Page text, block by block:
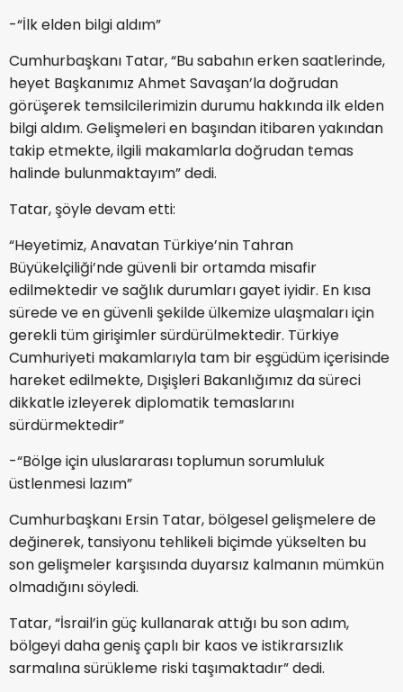
-“İlk elden bilgi aldım”
Cumhurbaşkanı Tatar, “Bu sabahın erken saatlerinde,
heyet Başkanımız Ahmet Savaşan’la doğrudan
görüşerek temsilcilerimizin durumu hakkında ilk elden
bilgi aldım. Gelişmeleri en başından itibaren yakından
takip etmekte, ilgili makamlarla doğrudan temas
halinde bulunmaktayım” dedi.
Tatar, şöyle devam etti:
“Heyetimiz, Anavatan Türkiye’nin Tahran
Büyükelçiliği’nde güvenli bir ortamda misafir
edilmektedir ve sağlık durumları gayet iyidir. En kısa
sürede ve en güvenli şekilde ülkemize ulaşmaları için
gerekli tüm girişimler sürdürülmektedir. Türkiye
Cumhuriyeti makamlarıyla tam bir eşgüdüm içerisinde
hareket edilmekte, Dışişleri Bakanlığımız da süreci
dikkatle izleyerek diplomatik temaslarını
sürdürmektedir”
-“Bölge için uluslararası toplumun sorumluluk
üstlenmesi lazım”
Cumhurbaşkanı Ersin Tatar, bölgesel gelişmelere de
değinerek, tansiyonu tehlikeli biçimde yükselten bu
son gelişmeler karşısında duyarsız kalmanın mümkün
olmadığını söyledi.
Tatar, “İsrail’in güç kullanarak attığı bu son adım,
bölgeyi daha geniş çaplı bir kaos ve istikrarsızlık
sarmalına sürükleme riski taşımaktadır” dedi.